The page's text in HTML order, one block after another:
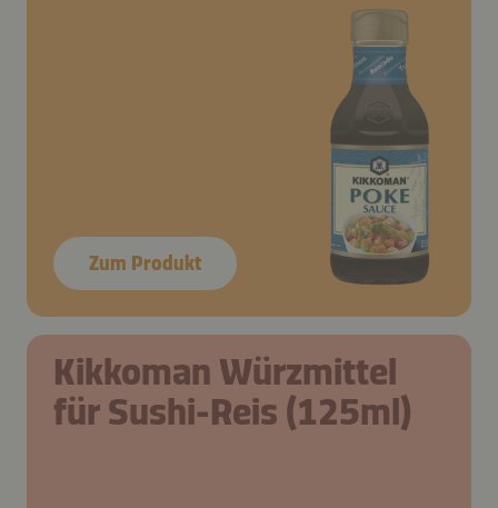
Zum Produkt
Kikkoman Würzmittel
für Sushi-Reis (125ml)